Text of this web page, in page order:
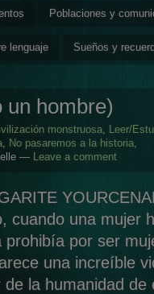
Poblaciones y
lenguaje Sueños y
un hombre)
monstruosa, Leer/
, No pasaremos a la historia,
— Leave a comment
cuando una mujer
prohibía por ser
una increíble
la humanidad de